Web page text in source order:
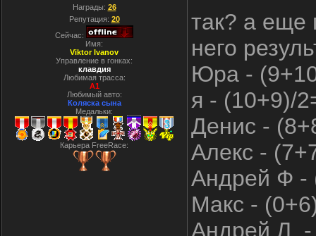
Награды: 26
Репутация: 20
Сейчас:
Имя:
Viktor Ivanov
Управление в гонках:
клавдия
Любимая трасса:
A1
Любимый авто:
Коляска сына
Медальки:
Карьера FreeRace:
так? а еще
него
Юра -
я - (10+9)/
Денис -
Алекс -
Андрей Ф -
Макс -
Андрей Л. -